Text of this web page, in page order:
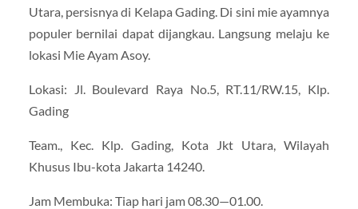
Utara, persisnya di Kelapa Gading. Di sini mie ayamnya
populer bernilai dapat dijangkau. Langsung melaju ke
lokasi Mie Ayam Asoy.
Lokasi: Jl. Boulevard Raya No.5, RT.11/RW.15, Klp.
Gading
Team., Kec. Klp. Gading, Kota Jkt Utara, Wilayah
Khusus Ibu-kota Jakarta 14240.
Jam Membuka: Tiap hari jam 08.30—01.00.